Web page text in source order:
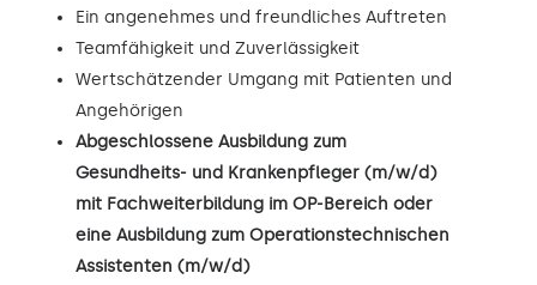
Ein angenehmes und freundliches Auftreten
Teamfähigkeit und Zuverlässigkeit
Wertschätzender Umgang mit Patienten und
Angehörigen
Abgeschlossene Ausbildung zum
Gesundheits- und Krankenpfleger (m/w/d)
mit Fachweiterbildung im OP-Bereich oder
eine Ausbildung zum Operationstechnischen
Assistenten (m/w/d)